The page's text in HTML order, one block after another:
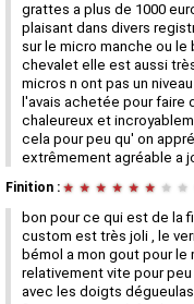
grattes a plus de 1000
plaisant dans divers
sur le micro manche ou
chevalet elle est aussi
micros n ont pas un
l'avais achetée pour faire
chaleureux et
cela pour peu qu' on
extrêmement agréable a
Finition : ★ ★ ★ ★ ★ ★ ★ ★
bon pour ce qui est de la
custom est très joli , le
bémol a mon gout pour le
relativement vite pour
avec les doigts